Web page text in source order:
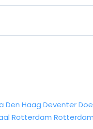
Den Haag Deventer
Rotterdam Rotterdam